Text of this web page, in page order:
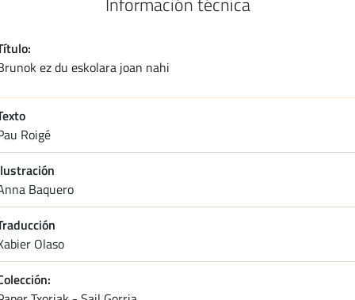
ez du eskolara joan nahi
pau roigé
anna baquero
xabier olaso